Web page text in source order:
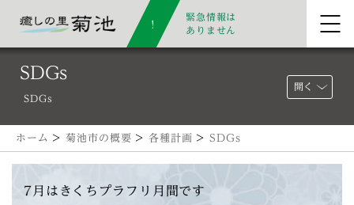
緊急情報は
ありません
SDGs
SDGs
開く
ホーム > 菊池市の概要 > 各種計画 >SDGs
7月はきくちプラフリ月間です